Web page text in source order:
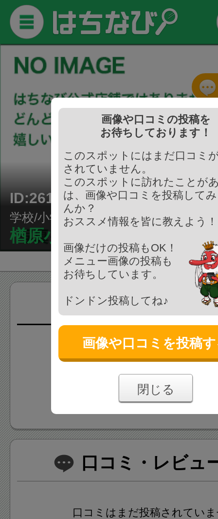
ID:261204
学校/小学校
楢原小学校
画像(0枚)
画像はまだ投稿されていま
画像を投稿する
口コミ・レビュ
口コミはまだ投稿されてい
画像や口コミの投稿を
お待ちしております！
このスポットにはまだ口コミ
されていません。
このスポットに訪れたことが
は、画像や口コミを投稿して
んか？
おススメ情報を皆に教えよう
画像だけの投稿もOK！
メニュー画像の投稿も
お待ちしています。
ドンドン投稿してね♪
画像や口コミを投稿
閉じる